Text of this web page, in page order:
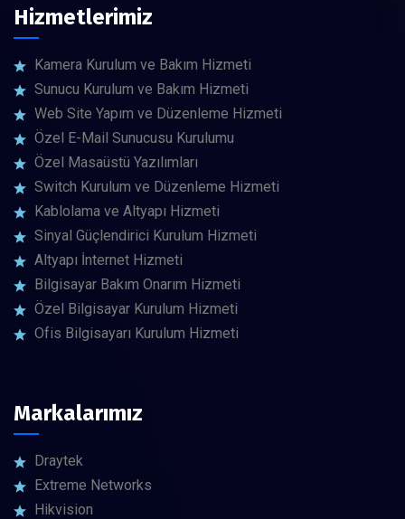
Hizmetlerimiz
Kamera Kurulum ve Bakım Hizmeti
Sunucu Kurulum ve Bakım Hizmeti
Web Site Yapım ve Düzenleme Hizmeti
Özel E-Mail Sunucusu Kurulumu
Özel Masaüstü Yazılımları
Switch Kurulum ve Düzenleme Hizmeti
Kablolama ve Altyapı Hizmeti
Sinyal Güçlendirici Kurulum Hizmeti
Altyapı İnternet Hizmeti
Bilgisayar Bakım Onarım Hizmeti
Özel Bilgisayar Kurulum Hizmeti
Ofis Bilgisayarı Kurulum Hizmeti
Markalarımız
Draytek
Extreme Networks
Hikvision